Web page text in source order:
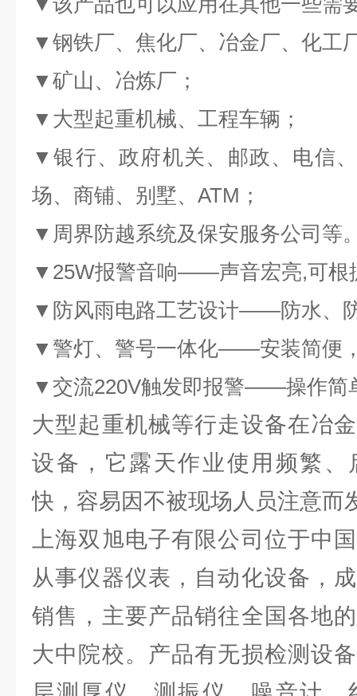
▼钢铁厂、焦化厂、冶金厂、化工
▼矿山、冶炼厂；
▼大型起重机械、工程车辆；
▼银行、政府机关、邮政、电信
场、商铺、别墅、ATM；
▼周界防越系统及保安服务公司等
▼25W报警音响——声音宏亮,可根
▼防风雨电路工艺设计——防水、
▼警灯、警号一体化——安装简便
▼交流220V触发即报警——操作简
大型起重机械等行走设备在冶
设备，它露天作业使用频繁、
快，容易因不被现场人员注意而
上海双旭电子有限公司位于中
从事仪器仪表，自动化设备，
销售，主要产品销往全国各地
大中院校。产品有无损检测设